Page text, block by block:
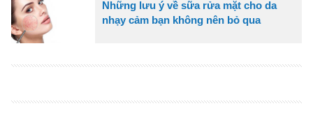
Những lưu ý về sữa rửa mặt cho da
nhạy cảm bạn không nên bỏ qua